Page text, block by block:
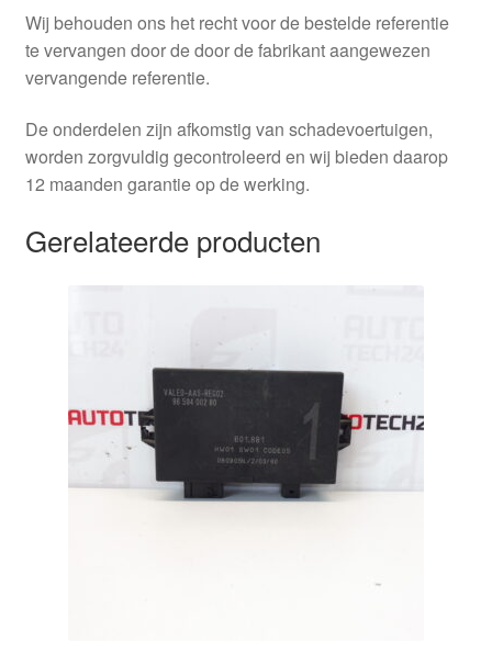
Wij behouden ons het recht voor de bestelde referentie
te vervangen door de door de fabrikant aangewezen
vervangende referentie.
De onderdelen zijn afkomstig van schadevoertuigen,
worden zorgvuldig gecontroleerd en wij bieden daarop
12 maanden garantie op de werking.
Gerelateerde producten